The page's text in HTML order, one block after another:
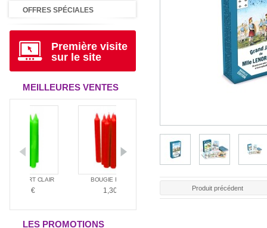
OFFRES SPÉCIALES
Première visite
sur le site
MEILLEURES VENTES
CLAIR BOUGIE ROUGE BOUGIE BLANCHE
LES PROMOTIONS
Produit précédent